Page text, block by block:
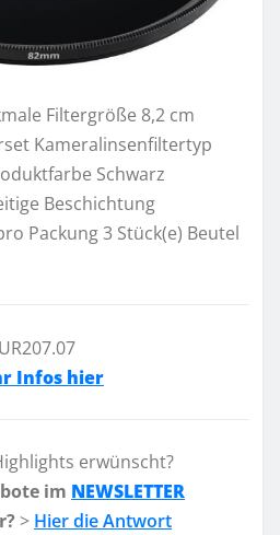
Filtergröße 8,2 cm
Kameralinsenfiltertyp
Schwarz
Beschichtung
Packung 3 Stück(e) Beutel
Infos hier
erwünscht?
im NEWSLETTER
> Hier die Antwort